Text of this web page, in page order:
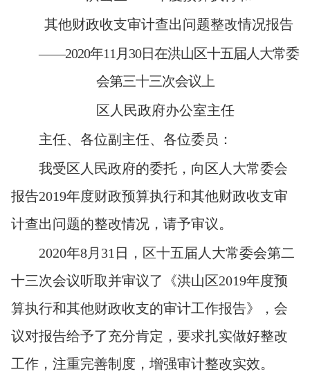
其他财政收支审计查出问题整改情况报告
——2020年11月30日在洪山区十五届人大常委
会第三十三次会议上
区人民政府办公室主任
主任、各位副主任、各位委员：
我受区人民政府的委托，向区人大常委会
报告2019年度财政预算执行和其他财政收支审
计查出问题的整改情况，请予审议。
2020年8月31日，区十五届人大常委会第二
十三次会议听取并审议了《洪山区2019年度预
算执行和其他财政收支的审计工作报告》，会
议对报告给予了充分肯定，要求扎实做好整改
工作，注重完善制度，增强审计整改实效。